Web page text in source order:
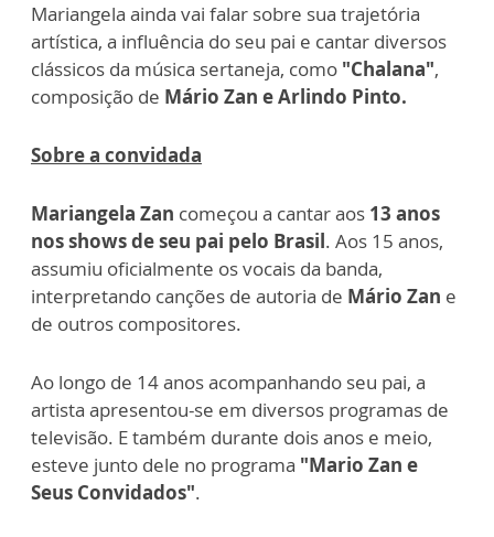
Mariangela ainda vai falar sobre sua trajetória
artística, a influência do seu pai e cantar diversos
clássicos da música sertaneja, como "Chalana",
composição de Mário Zan e Arlindo Pinto.
Sobre a convidada
Mariangela Zan começou a cantar aos 13 anos
nos shows de seu pai pelo Brasil. Aos 15 anos,
assumiu oficialmente os vocais da banda,
interpretando canções de autoria de Mário Zan e
de outros compositores.
Ao longo de 14 anos acompanhando seu pai, a
artista apresentou-se em diversos programas de
televisão. E também durante dois anos e meio,
esteve junto dele no programa "Mario Zan e
Seus Convidados".